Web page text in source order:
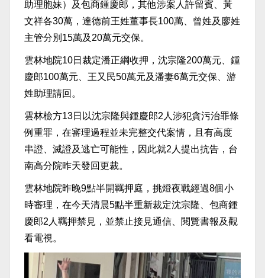
助理胞妹）及包商鍾慶郎，其他涉案人許留賓、黃
文祥各30萬，達德前王姓董事長100萬、曾姓及廖姓
主管分別15萬及20萬元交保。
雲林地院10日裁定潘正綱收押，沈宗隆200萬元、鍾
慶郎100萬元、王又民50萬元及潘妻6萬元交保、游
姓助理請回。
雲林檢方13日以沈宗隆與鍾慶郎2人涉犯貪污治罪條
例重罪，在審理過程並未完整交代案情，且有高度
串證、滅證及逃亡可能性，因此就2人提出抗告，台
南高分院昨天發回更裁。
雲林地院昨晚9點半開羈押庭，挑燈夜戰經過8個小
時審理，在今天清晨5點半重新裁定沈宗隆、包商鍾
慶郎2人羈押禁見，並禁止接見通信、閱覽書報及觀
看電視。